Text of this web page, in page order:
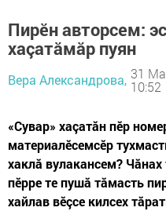
Пирӗн авторсем:
хаçатăмăр пуян
Вера Александрова, 31
10:52
«Сувар» хаçатăн пӗр
материалӗсемсӗр
хаклă вулакансем?
пӗрре те пушă тăмасть
хайлав вӗçсе килсех